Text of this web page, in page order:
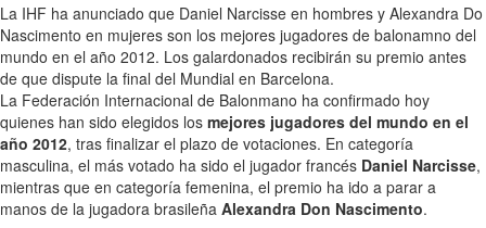
La IHF ha anunciado que Daniel Narcisse en hombres y Alexandra Do
Nascimento en mujeres son los mejores jugadores de balonamno del
mundo en el año 2012. Los galardonados recibirán su premio antes
de que dispute la final del Mundial en Barcelona.
La Federación Internacional de Balonmano ha confirmado hoy
quienes han sido elegidos los mejores jugadores del mundo en el
año 2012, tras finalizar el plazo de votaciones. En categoría
masculina, el más votado ha sido el jugador francés Daniel Narcisse,
mientras que en categoría femenina, el premio ha ido a parar a
manos de la jugadora brasileña Alexandra Don Nascimento.